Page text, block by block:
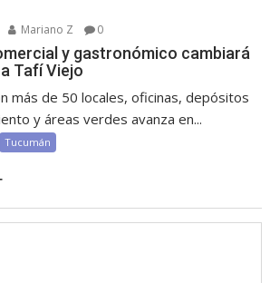
Mariano Z 0
y gastronómico cambiará
Tafí Viejo
más de 50 locales, oficinas, depósitos
y áreas verdes avanza en...
Tucumán